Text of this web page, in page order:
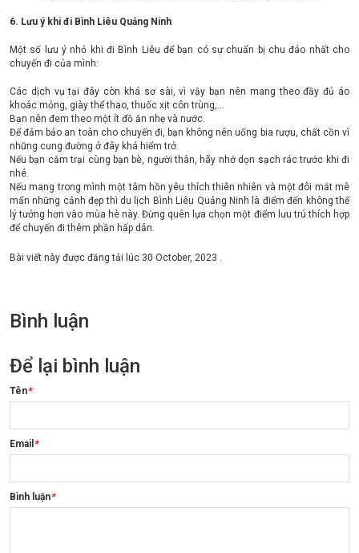
6. Lưu ý khi đi Bình Liêu Quảng Ninh
Một số lưu ý nhỏ khi đi Bình Liêu để bạn có sự chuẩn bị chu đáo nhất cho
chuyến đi của mình:
Các dịch vụ tại đây còn khá sơ sài, vì vậy bạn nên mang theo đầy đủ áo
khoác mỏng, giày thể thao, thuốc xịt côn trùng,...
Bạn nên đem theo một ít đồ ăn nhẹ và nước.
Để đảm bảo an toàn cho chuyến đi, bạn không nên uống bia rượu, chất cồn vì
những cung đường ở đây khá hiểm trở.
Nếu bạn cắm trại cùng bạn bè, người thân, hãy nhớ dọn sạch rác trước khi đi
nhé.
Nếu mang trong mình một tâm hồn yêu thích thiên nhiên và một đôi mắt mê
mẩn những cảnh đẹp thì du lịch Bình Liêu Quảng Ninh là điểm đến không thể
lý tưởng hơn vào mùa hè này. Đừng quên lựa chọn một điểm lưu trú thích hợp
để chuyến đi thêm phần hấp dẫn.
Bài viết này được đăng tải lúc 30 October, 2023 .
Bình luận
Để lại bình luận
Tên*
Email *
Bình luận*